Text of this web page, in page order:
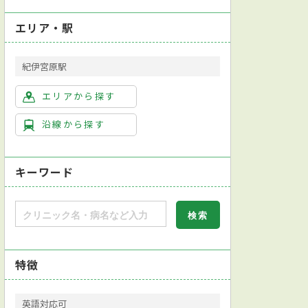
エリア・駅
紀伊宮原駅
エリアから探す
沿線から探す
キーワード
特徴
英語対応可